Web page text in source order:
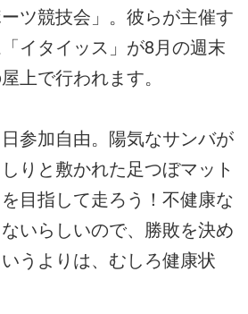
ツ競技会」。彼らが主催す
イタイッス」が8月の週末
上で行われます。
参加自由。陽気なサンバが
りと敷かれた足つぼマット
目指して走ろう！不健康な
いらしいので、勝敗を決め
うよりは、むしろ健康状